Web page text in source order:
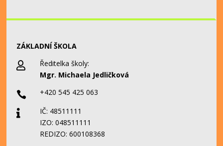
ZÁKLADNÍ ŠKOLA

Ředitelka školy:
Mgr. Michaela Jedličková
 +420 545 425 063

IČ: 48511111
IZO: 048511111
REDIZO: 600108368